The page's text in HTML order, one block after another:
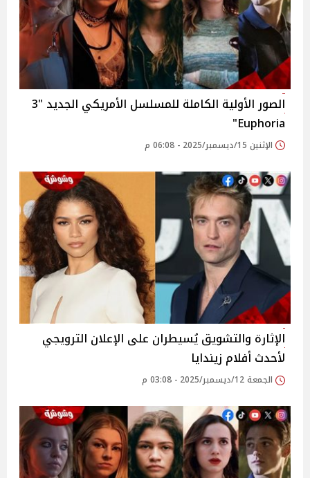
الصور الأولية الكاملة للمسلسل الأمريكي الجديد "3
Euphoria"
الإثنين 15/ديسمبر/2025 - 06:08 م
الإثارة والتشويق يُسيطران على الإعلان الترويجي
لأحدث أفلام زيندايا
الجمعة 12/ديسمبر/2025 - 03:08 م